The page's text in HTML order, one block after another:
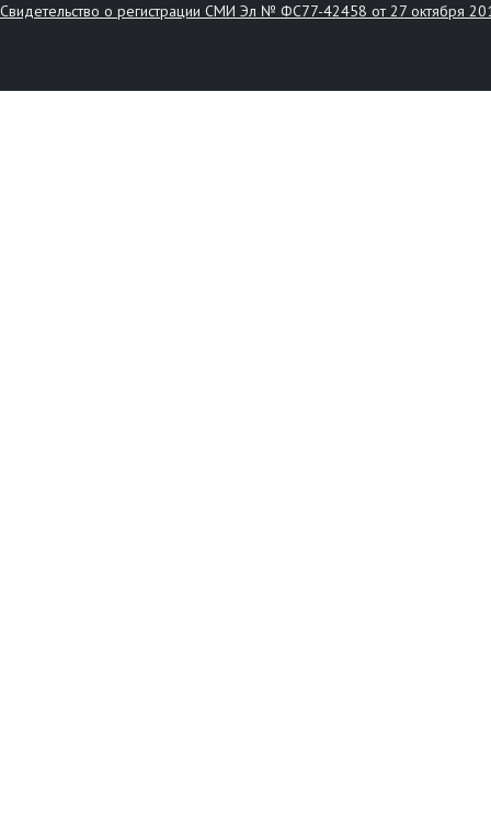
Свидетельство о регистрации СМИ Эл № ФС77-42458 от 27 октября